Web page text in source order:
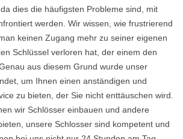
dies die häufigsten Probleme sind, mit
werden. Wir wissen, wie frustrierend
keinen Zugang mehr zu seiner eigenen
Schlüssel verloren hat, der einem den
aus diesem Grund wurde unser
um Ihnen einen anständigen und
zu bieten, der Sie nicht enttäuschen wird.
wir Schlösser einbauen und andere
unsere Schlosser sind kompetent und